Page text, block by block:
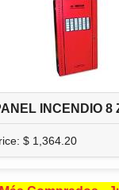
$ 1,364.20